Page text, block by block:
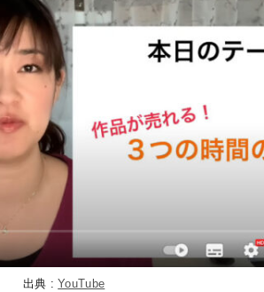
出典 :YouTube